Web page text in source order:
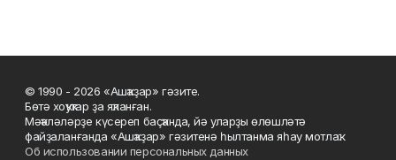
© 1990 - 2026 «Ашҡаҙар» гәзите.
Бөтә хоҡуҡтар ҙа яҡланған.
Мәҡәләләрҙе күсереп баҫҡанда, йә уларҙы өлөшләтә
файҙаланғанда «Ашҡаҙар» гәзитенә һылтанма яһау мотлаҡ.
Об использовании персональных данных